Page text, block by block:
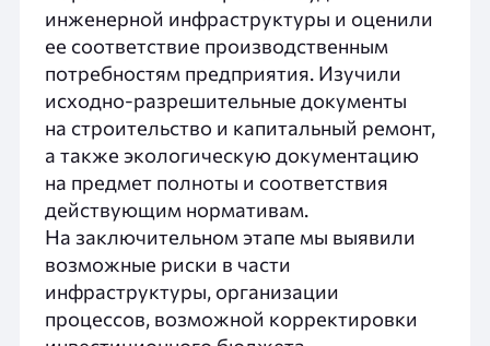
инженерной инфраструктуры и оценили
ее соответствие производственным
потребностям предприятия. Изучили
исходно-разрешительные документы
на строительство и капитальный ремонт,
а также экологическую документацию
на предмет полноты и соответствия
действующим нормативам.
На заключительном этапе мы выявили
возможные риски в части
инфраструктуры, организации
процессов, возможной корректировки